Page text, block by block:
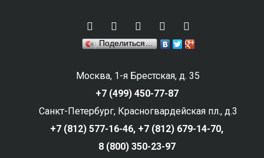
Поделиться…
Москва, 1-я Брестская, д. 35
+7 (499) 450-77-87
Санкт-Петербург, Красногвардейская пл., д.3
+7 (812) 577-16-46, +7 (812) 679-14-70,
8 (800) 350-23-97